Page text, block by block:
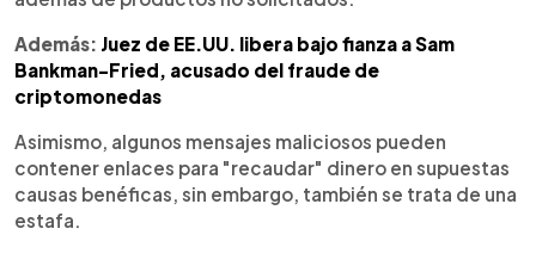
Además: Juez de EE.UU. libera bajo fianza a Sam
Bankman-Fried, acusado del fraude de
criptomonedas
Asimismo, algunos mensajes maliciosos pueden
contener enlaces para "recaudar" dinero en supuestas
causas benéficas, sin embargo, también se trata de una
estafa.